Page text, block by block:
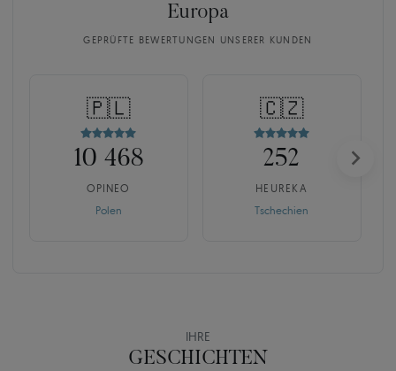
Europa
GEPRÜFTE BEWERTUNGEN UNSERER KUNDEN
🇵🇱
10 468
OPINEO
Polen
🇨🇿
252
HEUREKA
Tschechien
IHRE
GESCHICHTEN